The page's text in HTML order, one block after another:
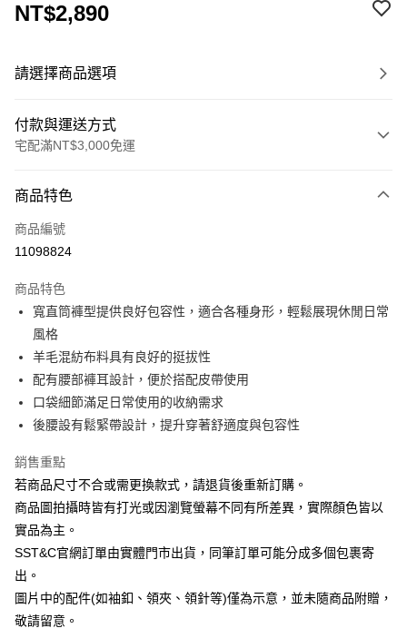
NT$2,890
請選擇商品選項
付款與運送方式
宅配滿NT$3,000免運
信用卡一次付款
信用卡分期付款
合作金庫商業銀行
華南商業銀行
彰化商業銀行
上海商業儲蓄銀行
國泰世華商業銀行
臺灣中小企業銀行
台中商業銀行
匯豐（台灣）商業銀行
聯邦商業銀行
元大商業銀行
永豐商業銀行
台新國際商業銀行
台灣樂天信用卡公司
6 期 0 利率 每期
華南商業銀行
上海商業儲蓄銀行
國泰世華商業銀行
兆豐國際商業銀行
臺灣中小企業銀行
台中商業銀行
匯豐（台灣）商業銀行
華泰商業銀行
元大商業銀行
玉山商業銀行
星展（台灣）商業銀行
台灣樂天信用卡公司
LINE Pay
Apple Pay
街口支付
悠遊付
Google Pay
X新竹物流宅配
每筆NT$120，滿NT$3,000(含以上)免運費
新竹物流離島宅配
商品特色
商品編號
11098824
商品特色
寬直筒褲型提供良好包容性，適合各種身形，輕鬆展現休閒日常
風格
羊毛混紡布料具有良好的挺拔性
配有腰部褲耳設計，便於搭配皮帶使用
口袋細節滿足日常使用的收納需求
後腰設有鬆緊帶設計，提升穿著舒適度與包容性
銷售重點
若商品尺寸不合或需更換款式，請退貨後重新訂購。
商品圖拍攝時皆有打光或因瀏覽螢幕不同有所差異，實際顏色皆以
實品為主。
SST&C官網訂單由實體門市出貨，同筆訂單可能分成多個包裹寄
出。
圖片中的配件(如袖釦、領夾、領針等)僅為示意，並未隨商品附贈，
敬請留意。